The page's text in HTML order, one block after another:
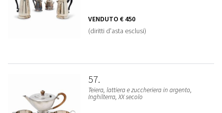
VENDUTO € 450
(diritti d'asta esclusi)
57
Teiera, lattiera e zuccheriera in argento,
Inghilterra, XX secolo